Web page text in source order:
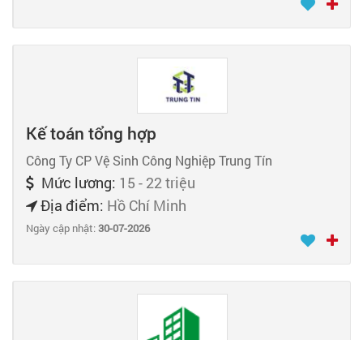
Kế toán tổng hợp
Công Ty CP Vệ Sinh Công Nghiệp Trung Tín
Mức lương: 15 - 22 triệu
Địa điểm: Hồ Chí Minh
Ngày cập nhật:30-07-2026